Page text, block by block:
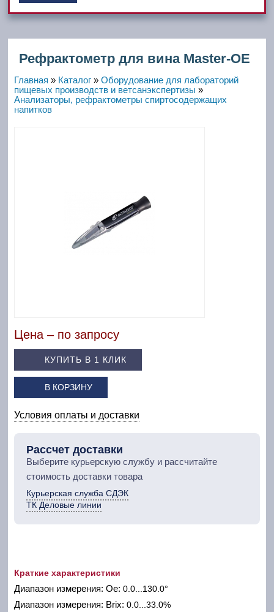
Рефрактометр для вина Master-OE
Главная » Каталог » Оборудование для лабораторий
пищевых производств и ветсанэкспертизы »
Анализаторы, рефрактометры спиртосодержащих
напитков
Цена – по запросу
КУПИТЬ В 1 КЛИК
В КОРЗИНУ
Условия оплаты и доставки
Рассчет доставки
Выберите курьерскую службу и рассчитайте
стоимость доставки товара
Курьерская служба СДЭК
ТК Деловые линии
Краткие характеристики
Диапазон измерения: Oe: 0.0...130.0°
Диапазон измерения: Brix: 0.0...33.0%